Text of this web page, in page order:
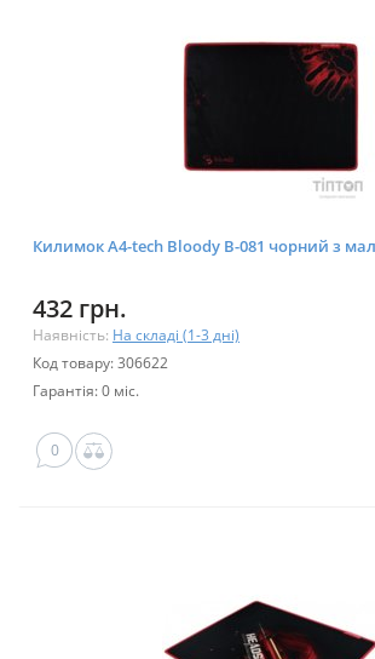
Килимок A4-tech Bloody B-081 чорний з
432 грн.
Наявність: На складі (1-3 дні)
Код товару: 306622
Гарантія: 0 міс.
0